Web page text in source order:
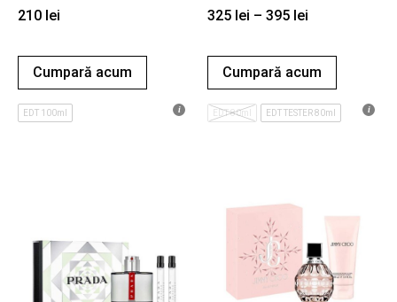
210 lei
Cumpară acum
EDT 100ml
325 lei – 395 lei
Cumpară acum
EDT 80ml EDT TESTER 80ml